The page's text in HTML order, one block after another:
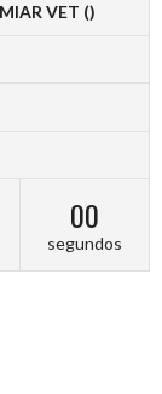
VET ()
00
segundos